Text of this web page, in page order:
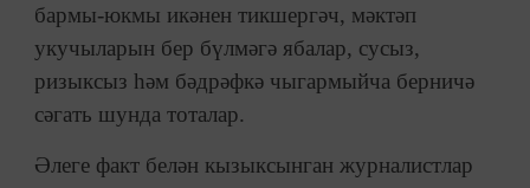
бармы-юкмы икәнен тикшергәч, мәктәп
укучыларын бер бүлмәгә ябалар, сусыз,
ризыксыз һәм бәдрәфкә чыгармыйча берничә
сәгать шунда тоталар.
Әлеге факт белән кызыксынган журналистлар